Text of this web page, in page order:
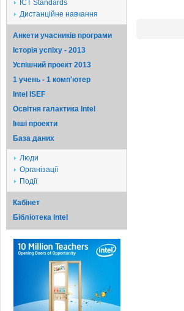
ICT Standards
Дистанційне навчання
Анкети учасників програми
Історія успіху - 2013
Успішний проект 2013
1 учень - 1 комп'ютер
Intel ISEF
Освітня галактика Intel
Iншi проекти
База даних
Люди
Організації
Події
Кабінет
Бібліотека Intel